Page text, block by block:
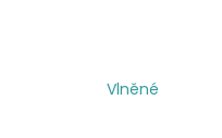
Vlněné